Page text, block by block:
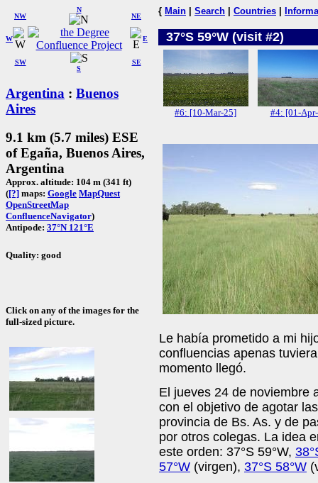
W
NW
N
NE
SW
S
SE
E
Argentina : Buenos
Aires
9.1 km (5.7 miles) ESE
of Egaña, Buenos Aires,
Argentina
Approx. altitude: 104 m (341 ft)
([?] maps: Google MapQuest
OpenStreetMap
ConfluenceNavigator)
Antipode: 37°N 121°E
Quality: good
Click on any of the images for the
full-sized picture.
{ Main Search Countries
37°S 59°W (visit #2)
#6: [10-Mar-25] #4: [01-
Le había prometido a mi
confluencias apenas
momento llegó.
El jueves 24 de noviembre
con el objetivo de agotar
provincia de Bs. As. y de
por otros colegas. La idea
este orden: 37°S 59°W,
57°W (virgen), 37°S 58°W